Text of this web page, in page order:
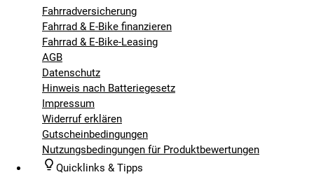
Fahrradversicherung
Fahrrad & E-Bike finanzieren
Fahrrad & E-Bike-Leasing
AGB
Datenschutz
Hinweis nach Batteriegesetz
Impressum
Widerruf erklären
Gutscheinbedingungen
Nutzungsbedingungen für Produktbewertungen
Quicklinks & Tipps